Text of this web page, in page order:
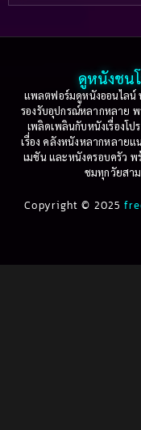
Based on a
2003
2001
1999
1997
1995
1993
1991
ดูหนังชนโ
แพลตฟอร์มดูหนังออนไลน์
รองรับอุปกรณ์หลากหลาย
เพลิดเพลินกับหนังเรื่องโ
เรื่อง คลังหนังหลากหลาย
เมชัน และหนังครอบครัว
ชมทุกวัยสา
Copyright © 2025